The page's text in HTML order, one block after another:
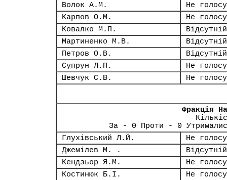
Волок А.М.
Не
Карпов О.М.
Не
Ковалко М.П.
Відсутній
Мартиненко М.В.
Відсутній
Петров О.В.
Відсутній
Супрун Л.П.
Не
Шевчук С.В.
Не
Фракція
За - 0 Проти - 0
Глухівський Л.Й.
Не
Джемілев М. .
Відсутній
Кендзьор Я.М.
Не
Костинюк Б.І.
Не